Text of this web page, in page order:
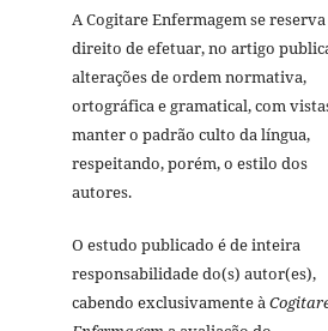
A Cogitare Enfermagem se
direito de efetuar, no artigo
alterações de ordem normativa,
ortográfica e gramatical, com
manter o padrão culto da língua,
respeitando, porém, o estilo dos
autores.
O estudo publicado é de inteira
responsabilidade do(s) autor(es),
cabendo exclusivamente à